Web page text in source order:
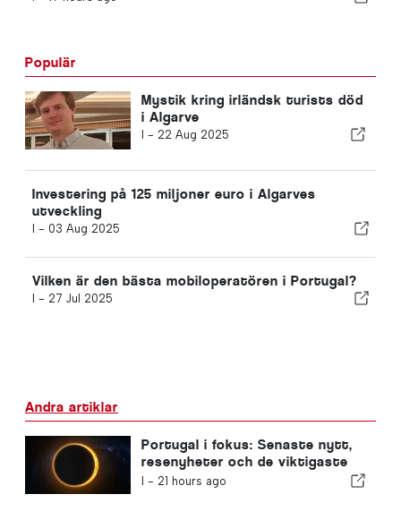
Populär
Mystik kring irländsk turists död
i Algarve
I - 22 Aug 2025
Investering på 125 miljoner euro i Algarves
utveckling
I - 03 Aug 2025
Vilken är den bästa mobiloperatören i Portugal?
I - 27 Jul 2025
Andra artiklar
Portugal i fokus: Senaste nytt,
resenyheter och de viktigaste
nyheterna som dominerar
I - 21 hours ago